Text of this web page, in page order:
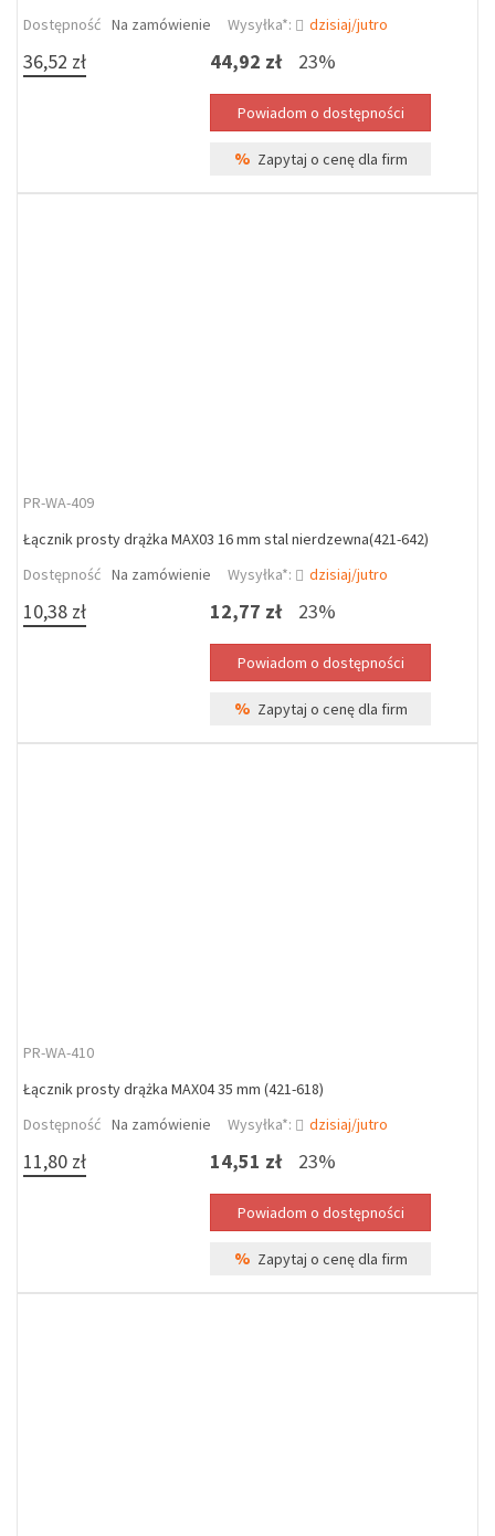
Dostępność Na zamówienie Wysyłka*: dzisiaj/jutro
36,52 zł 44,92 zł 23%
% Zapytaj o cenę dla firm
PR-WA-409
Łącznik prosty drążka MAX03 16 mm stal nierdzewna(421-642)
Dostępność Na zamówienie Wysyłka*: dzisiaj/jutro
10,38 zł 12,77 zł 23%
% Zapytaj o cenę dla firm
PR-WA-410
Łącznik prosty drążka MAX04 35 mm (421-618)
Dostępność Na zamówienie Wysyłka*: dzisiaj/jutro
11,80 zł 14,51 zł 23%
% Zapytaj o cenę dla firm